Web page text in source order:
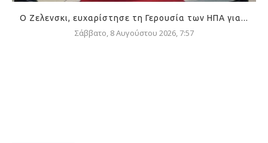
Ο Ζελενσκι, ευχαρίστησε τη Γερουσία των ΗΠΑ για...
Σάββατο, 8 Αυγούστου 2026, 7:57